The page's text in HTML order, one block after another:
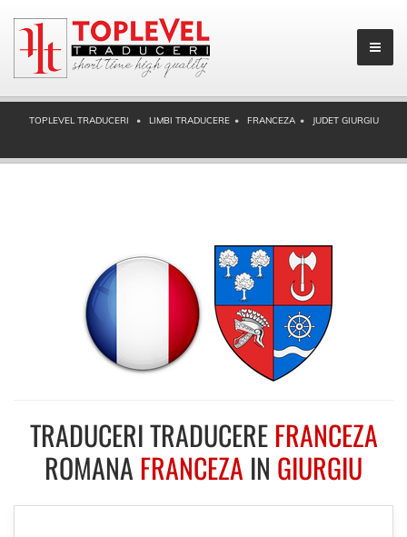
TOPLEVEL TRADUCERI LIMBI TRADUCERE FRANCEZA JUDET GIURGIU
TRADUCERI TRADUCEREFRANCEZA
ROMANA FRANCEZA IN GIURGIU